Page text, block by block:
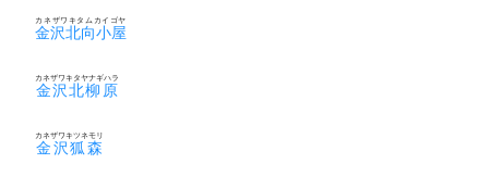
金沢北向小屋
カネザワキタムカイゴヤ
金沢北柳原
カネザワキタヤナギハラ
金沢狐森
カネザワキツネモリ